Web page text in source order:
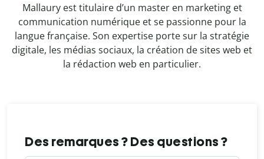
Mallaury est titulaire d’un master en marketing et
communication numérique et se passionne pour la
langue française. Son expertise porte sur la stratégie
digitale, les médias sociaux, la création de sites web et
la rédaction web en particulier.
Des remarques ? Des questions ?